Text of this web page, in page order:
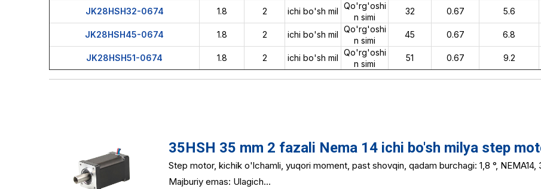
JK28HSH32-0674 1.8 2 ichi bo'sh mil
Qo'rg'oshi
n simi
32 0.67 5.6
JK28HSH45-0674 1.8 2 ichi bo'sh mil
Qo'rg'oshi
n simi
45 0.67 6.8
JK28HSH51-0674 1.8 2 ichi bo'sh mil
Qo'rg'oshi
n simi
51 0.67 9.2
35HSH 35 mm 2 fazali Nema 14 ichi bo'sh milya step
Step motor, kichik o'lchamli, yuqori moment, past shovqin, qadam burchagi: 1,8 °,
Majburiy emas: Ulagich...